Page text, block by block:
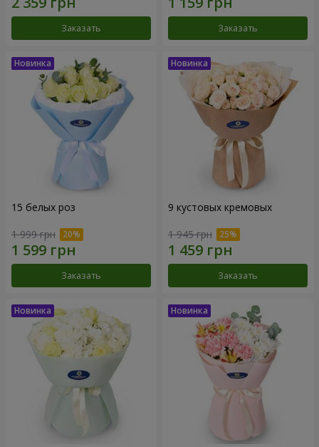
Заказать Заказать
15 белых роз
1 999 грн
Заказать
9 кустовых кремовых
1 945 грн
Заказать